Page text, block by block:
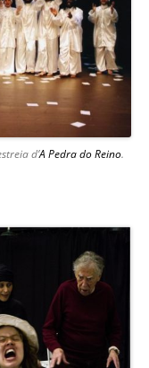
d’A Pedra do Reino.